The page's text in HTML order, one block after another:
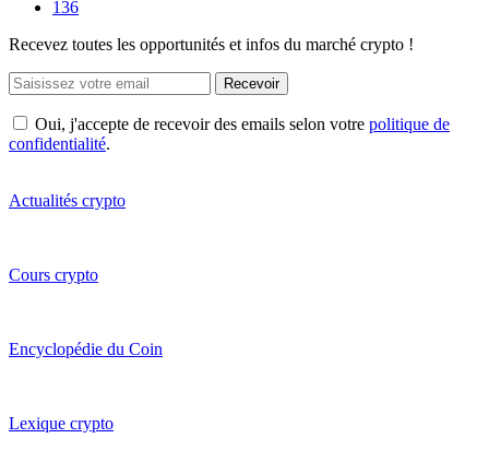
136
Recevez toutes les opportunités et infos du marché crypto !
Recevoir
Oui, j'accepte de recevoir des emails selon votre politique de
confidentialité.
Actualités crypto
Cours crypto
Encyclopédie du Coin
Lexique crypto